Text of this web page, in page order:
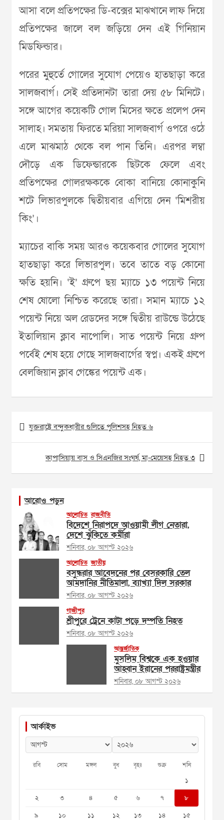
আসা বলে প্রতিপক্ষের ডি-বক্সের মাঝখানে লাফ দিয়ে
প্রতিপক্ষের জালে বল জড়িয়ে দেন এই গিনিয়ান
মিডফিল্ডার।
পরের মুহুর্তে গোলের সুযোগ পেয়েও হাতছাড়া করে
সালজবার্গ। সেই প্রতিদানটা তারা দেয় ৫৮ মিনিটে।
সঙ্গে আগের কয়েকটি গোল মিসের ক্ষতে প্রলেপ দেন
সালাহ। সমতায় ফিরতে মরিয়া সালজবার্গ ওপরে ওঠে
এলে মাঝমাঠ থেকে বল পান তিনি। এরপর লম্বা
দৌড়ে এক ডিফেন্ডারকে ছিটকে ফেলে এবং
প্রতিপক্ষের গোলরক্ষককে বোকা বানিয়ে কোনাকুনি
শটে লিভারপুলকে দ্বিতীয়বার এগিয়ে দেন ‘মিশরীয়
কিং’।
ম্যাচের বাকি সময় আরও কয়েকবার গোলের সুযোগ
হাতছাড়া করে লিভারপুল। তবে তাতে বড় কোনো
ক্ষতি হয়নি। ‘ই’ গ্রুপে ছয় ম্যাচে ১৩ পয়েন্ট নিয়ে
শেষ ষোলো নিশ্চিত করেছে তারা। সমান ম্যাচে ১২
পয়েন্ট নিয়ে অল রেডদের সঙ্গে দ্বিতীয় রাউন্ডে উঠেছে
ইতালিয়ান ক্লাব নাপোলি। সাত পয়েন্ট নিয়ে গ্রুপ
পর্বেই শেষ হয়ে গেছে সালজবার্গের স্বপ্ন। একই গ্রুপে
বেলজিয়ান ক্লাব গেঙ্কের পয়েন্ট এক।
Post
navigation
যুক্তরাষ্ট্রে বন্দুকধারীর গুলিতে পুলিশসহ নিহত ৬
কাপাসিয়ায় বাস ও সিএনজির সংঘর্ষ, মা-মেয়েসহ নিহত ৩
আরোও পড়ুন
আলোচিত রাজনীতি
বিদেশে নিরাপদে আওয়ামী লীগ নেতারা,
দেশে ঝুঁকিতে কর্মীরা
শনিবার, ০৮ আগস্ট ২০২৬
আলোচিত জাতীয়
বসুন্ধরার আবেদনের পর বেসরকারি তেল
আমদানির নীতিমালা, ব্যাখ্যা দিল সরকার
শনিবার, ০৮ আগস্ট ২০২৬
গাজীপুর
শ্রীপুরে ট্রেনে কাটা পড়ে দম্পতি নিহত
শনিবার, ০৮ আগস্ট ২০২৬
আন্তর্জাতিক
মুসলিম বিশ্বকে এক হওয়ার
আহ্বান ইরানের পররাষ্ট্রমন্ত্রীর
শনিবার, ০৮ আগস্ট ২০২৬
আর্কাইভ
রবি সোম মঙ্গল বুধ বৃহঃ শুক্র শনি
১
২
৩ ৪ ৫ ৬ ৭
৮
৯
১০ ১১ ১২ ১৩ ১৪ ১৫